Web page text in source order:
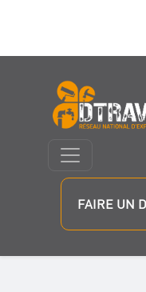
FAIRE UN